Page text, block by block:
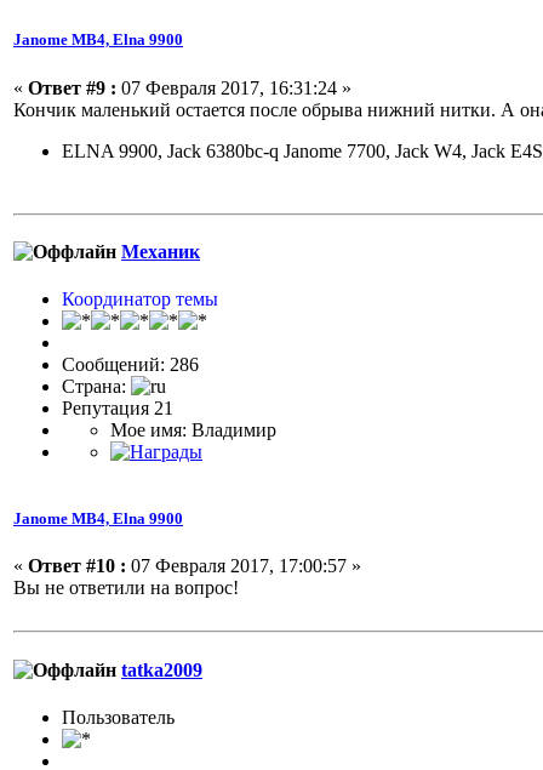
Janome МВ4, Elna 9900
« Ответ #9 : 07 Февраля 2017, 16:31:24 »
Кончик маленький остается после обрыва нижний нитки. А
ELNA 9900, Jack 6380bc-q Janome 7700, Jack W4, Jack E4S
Механик
Координатор темы
Сообщений: 286
Страна:
Репутация 21
Мое имя: Владимир
Janome МВ4, Elna 9900
« Ответ #10 : 07 Февраля 2017, 17:00:57 »
Вы не ответили на вопрос!
tatka2009
Пользовaтeль